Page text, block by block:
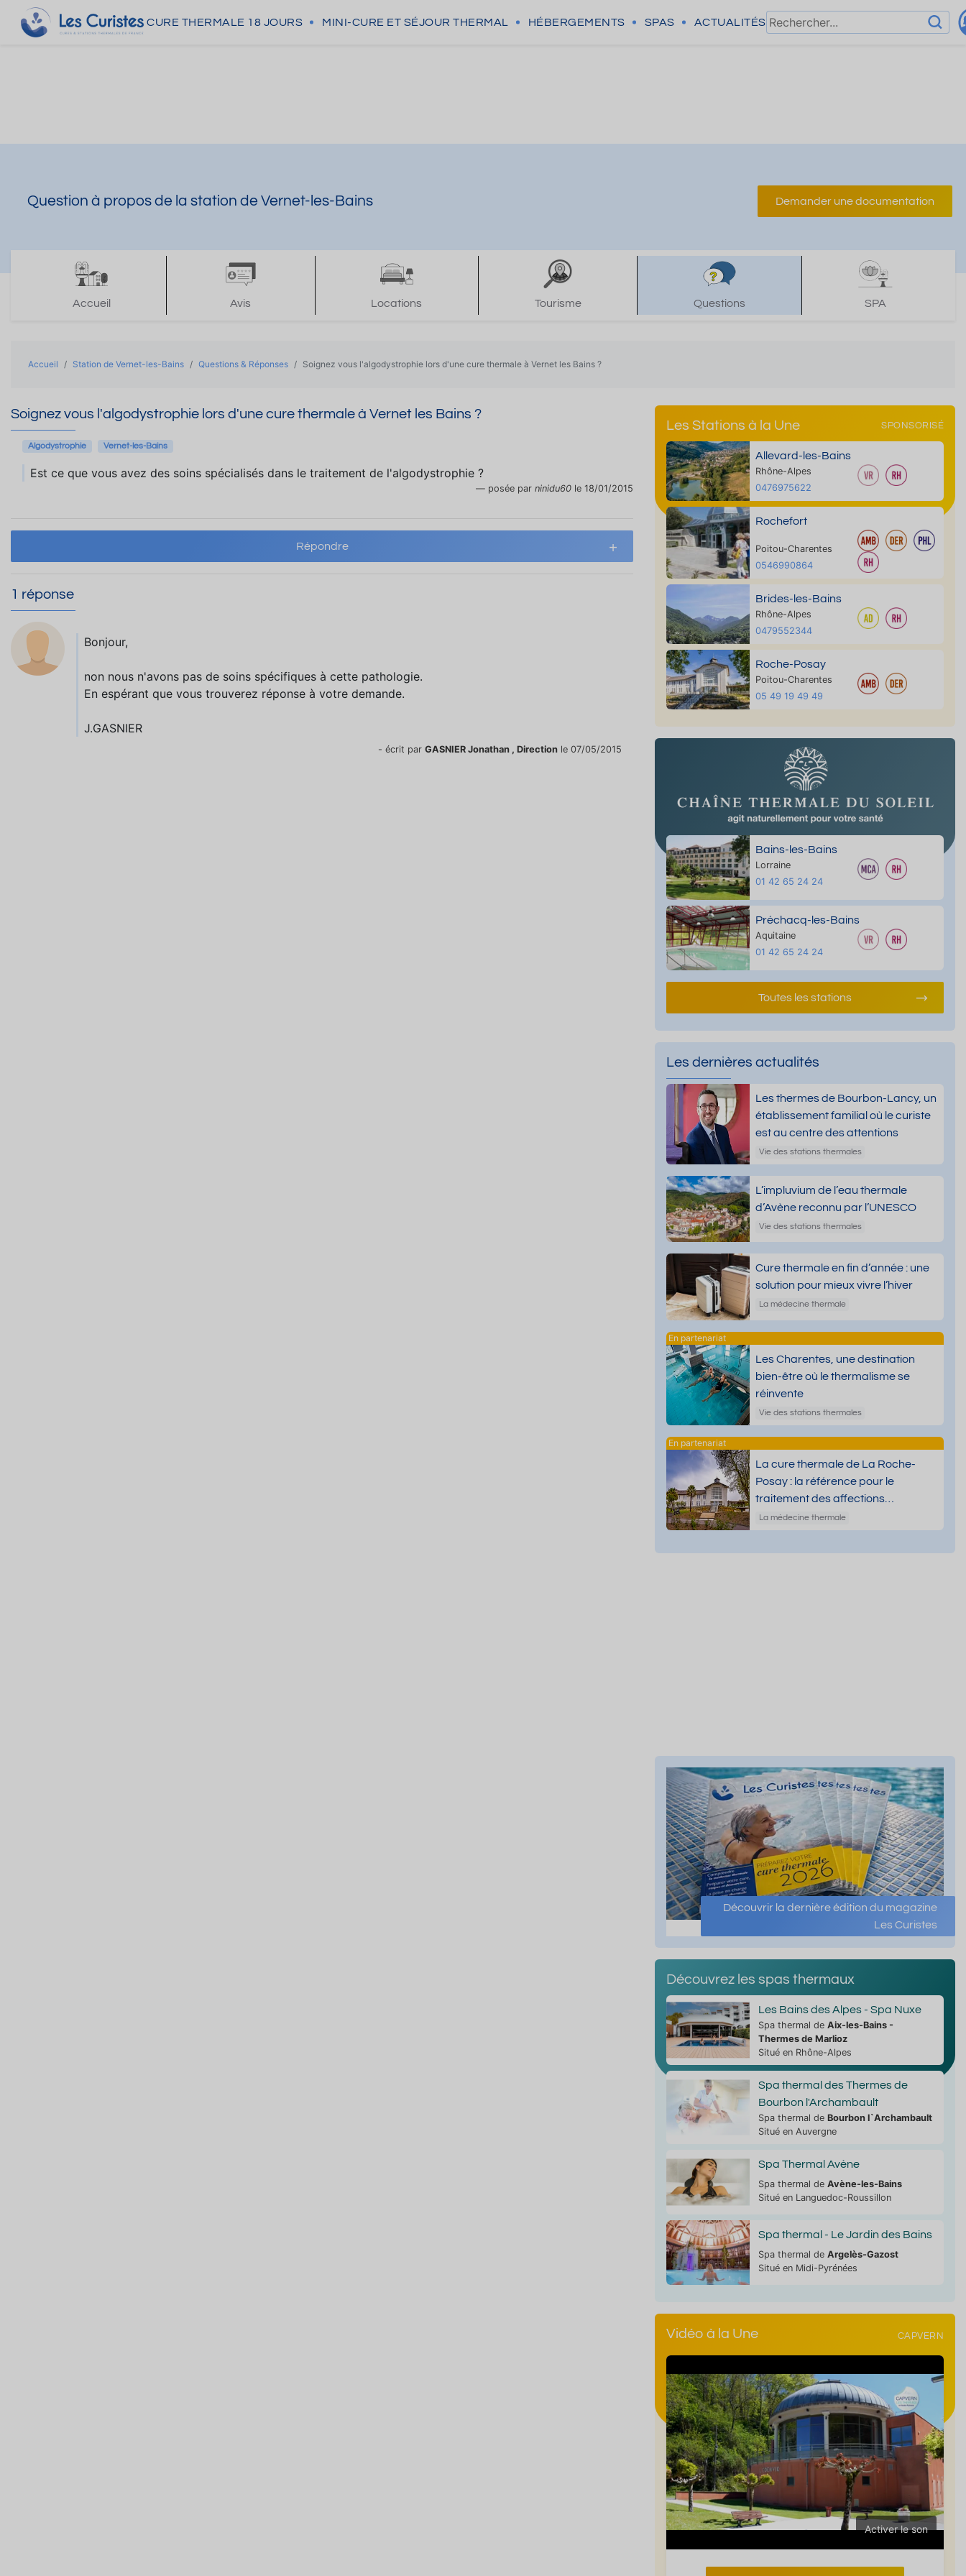
CURE THERMALE 18 JOURS MINI-CURE ET SÉJOUR THERMAL HÉBERGEMENTS SPAS ACTUALITÉS
Question à propos de la station de Vernet-les-Bains Demander une documentation
Accueil Avis Locations Tourisme Questions SPA
Accueil Station de Vernet-les-Bains Questions & Réponses Soignez vous l'algodystrophie lors d'une cure thermale à Vernet les Bains ?
Soignez vous l'algodystrophie lors d'une cure thermale à Vernet les Bains ?
Algodystrophie Vernet-les-Bains
Est ce que vous avez des soins spécialisés dans le traitement de l'algodystrophie ?
posée par ninidu60 le 18/01/2015
Répondre
1 réponse
Bonjour,
non nous n'avons pas de soins spécifiques à cette pathologie.
En espérant que vous trouverez réponse à votre demande.
J.GASNIER
- écrit par GASNIER Jonathan , Directionle 07/05/2015
Les Stations à la Une SPONSORISÉ
Allevard-les-Bains
Rhône-Alpes
0476975622
Rochefort
Poitou-Charentes
0546990864
Brides-les-Bains
Rhône-Alpes
0479552344
Roche-Posay
Poitou-Charentes
05 49 19 49 49
Bains-les-Bains
Lorraine
01 42 65 24 24
Préchacq-les-Bains
Aquitaine
01 42 65 24 24
Toutes les stations
Les dernières actualités
Les thermes de Bourbon-Lancy, un
établissement familial où le curiste
est au centre des attentions
Vie des stations thermales
L’impluvium de l’eau thermale
d’Avène reconnu par l’UNESCO
Vie des stations thermales
Cure thermale en fin d’année : une
solution pour mieux vivre l’hiver
La médecine thermale
Les Charentes, une destination
bien-être où le thermalisme se
réinvente
Vie des stations thermales
La cure thermale de La Roche-
Posay : la référence pour le
traitement des affections
dermatologiques
La médecine thermale
Découvrir la dernière édition du magazine
Les Curistes
Découvrez les spas thermaux
Les Bains des Alpes - Spa Nuxe
Spa thermal de Aix-les-Bains -
Thermes de Marlioz
Situé en Rhône-Alpes
Spa thermal des Thermes de
Bourbon l'Archambault
Spa thermal de Bourbon l`Archambault
Situé en Auvergne
Spa Thermal Avène
Spa thermal de Avène-les-Bains
Situé en Languedoc-Roussillon
Spa thermal - Le Jardin des Bains
Spa thermal de Argelès-Gazost
Situé en Midi-Pyrénées
Vidéo à la Une CAPVERN
Activer le son